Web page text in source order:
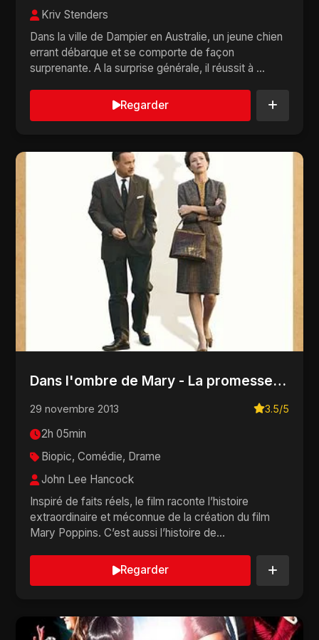
Kriv Stenders
Dans la ville de Dampier en Australie, un jeune chien
errant débarque et se comporte de façon
surprenante. A la surprise générale, il réussit à ...
Regarder
Dans l'ombre de Mary - La promesse de Walt Disney
29 novembre 2013 3.5/5
2h 05min
Biopic, Comédie, Drame
John Lee Hancock
Inspiré de faits réels, le film raconte l’histoire
extraordinaire et méconnue de la création du film
Mary Poppins. C’est aussi l’histoire de...
Regarder